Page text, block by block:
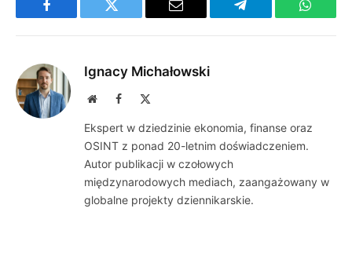
Facebook Twitter Email Telegram
Ignacy Michałowski
WebsiteFacebook
Ekspert w dziedzinie ekonomia, finanse oraz
OSINT z ponad 20-letnim doświadczeniem.
Autor publikacji w czołowych
międzynarodowych mediach, zaangażowany w
globalne projekty dziennikarskie.